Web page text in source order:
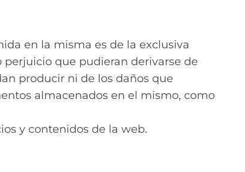
en la misma es de la exclusiva
perjuicio que pudieran derivarse de
producir ni de los daños que
almacenados en el mismo, como
y contenidos de la web.